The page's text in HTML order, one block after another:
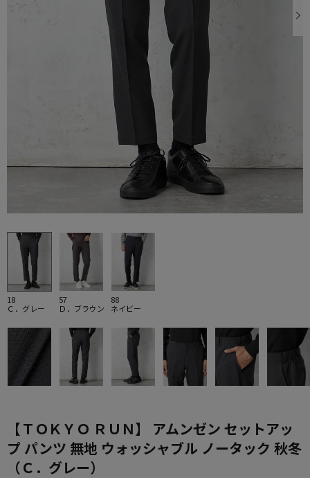
18
Ｃ．グレー
57
Ｄ．ブラウン
88
ネイビー
【ＴＯＫＹＯ ＲＵＮ】 アムンゼン セットアッ
プ パンツ 無地 ウォッシャブル ノータック 秋冬
（Ｃ．グレー）